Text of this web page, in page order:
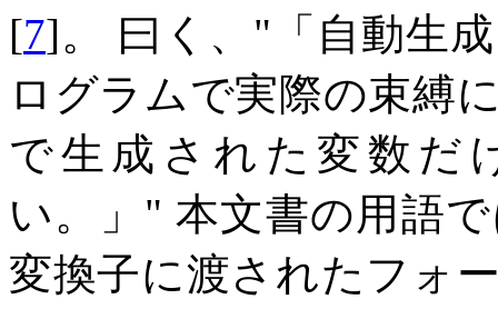
[7]。 曰く、
「自動生
ログラムで実際の束縛
で生成された変数だ
い。」
本文書の用語
変換子に渡されたフォ